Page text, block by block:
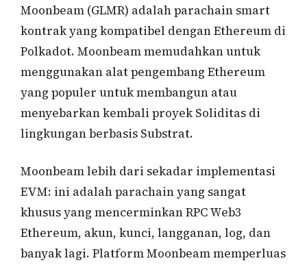
Moonbeam (GLMR) adalah parachain smart
kontrak yang kompatibel dengan Ethereum di
Polkadot. Moonbeam memudahkan untuk
menggunakan alat pengembang Ethereum
yang populer untuk membangun atau
menyebarkan kembali proyek Soliditas di
lingkungan berbasis Substrat.
Moonbeam lebih dari sekadar implementasi
EVM: ini adalah parachain yang sangat
khusus yang mencerminkan RPC Web3
Ethereum, akun, kunci, langganan, log, dan
banyak lagi. Platform Moonbeam memperluas